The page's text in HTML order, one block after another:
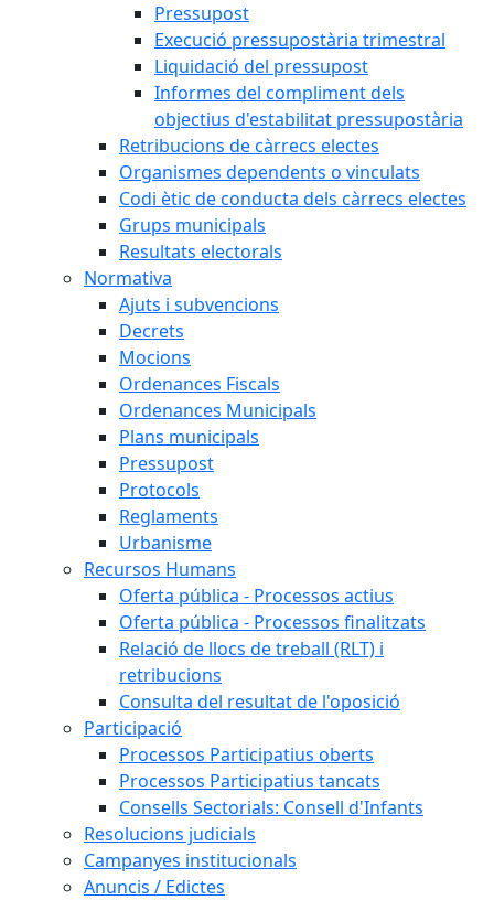
Pressupost
Execució pressupostària trimestral
Liquidació del pressupost
Informes del compliment dels
objectius d'estabilitat pressupostària
Retribucions de càrrecs electes
Organismes dependents o vinculats
Codi ètic de conducta dels càrrecs electes
Grups municipals
Resultats electorals
Normativa
Ajuts i subvencions
Decrets
Mocions
Ordenances Fiscals
Ordenances Municipals
Plans municipals
Pressupost
Protocols
Reglaments
Urbanisme
Recursos Humans
Oferta pública - Processos actius
Oferta pública - Processos finalitzats
Relació de llocs de treball (RLT) i
retribucions
Consulta del resultat de l'oposició
Participació
Processos Participatius oberts
Processos Participatius tancats
Consells Sectorials: Consell d'Infants
Resolucions judicials
Campanyes institucionals
Anuncis / Edictes